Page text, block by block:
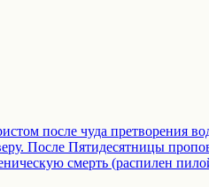
после чуда претворения
После Пятидесятницы
смерть (распилен